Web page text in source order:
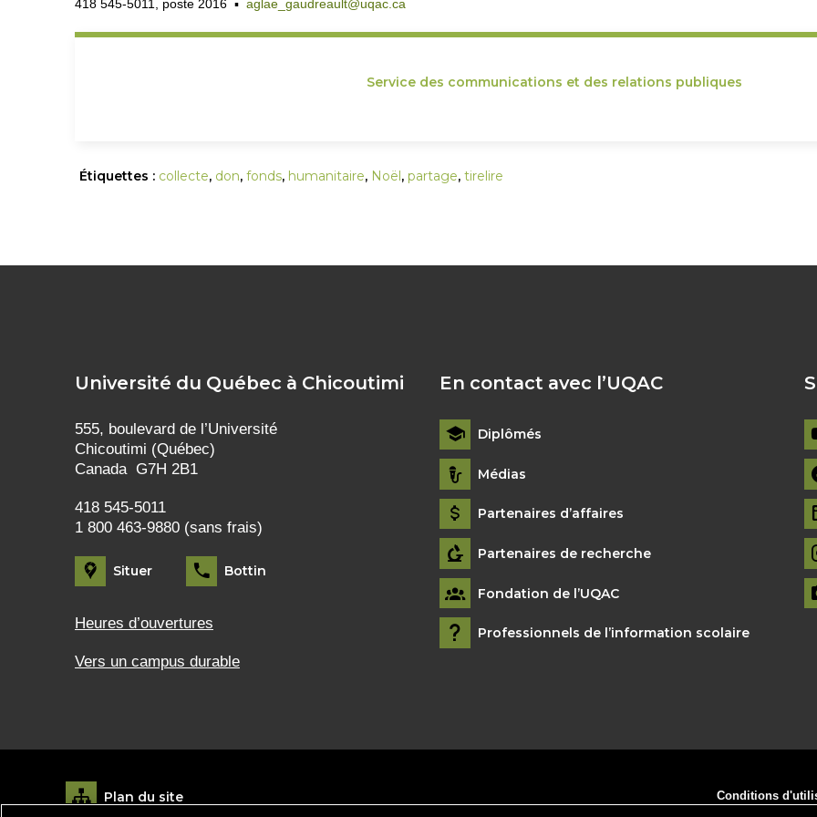
418 545-5011, poste 2016 ▪ aglae_gaudreault@uqac.ca
Service des communications et des relations publiques
Étiquettes : collecte, don, fonds, humanitaire, Noël, partage, tirelire
Université du Québec à Chicoutimi
555, boulevard de l’Université
Chicoutimi (Québec)
Canada G7H 2B1
418 545-5011
1 800 463-9880 (sans frais)
Situer Bottin
Heures d’ouvertures
Vers un campus durable
En contact avec l’UQAC
Diplômés
Médias
Partenaires d’affaires
Partenaires de recherche
Fondation de l’UQAC
Professionnels de l’information scolaire
Plan du site Conditions